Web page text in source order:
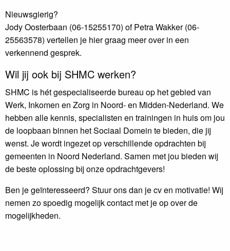
Nieuwsgierig?
Jody Oosterbaan (06-15255170) of Petra Wakker (06-
25563578) vertellen je hier graag meer over in een
verkennend gesprek.
Wil jij ook bij SHMC werken?
SHMC is hét gespecialiseerde bureau op het gebied van
Werk, Inkomen en Zorg in Noord- en Midden-Nederland. We
hebben alle kennis, specialisten en trainingen in huis om jou
de loopbaan binnen het Sociaal Domein te bieden, die jij
wenst. Je wordt ingezet op verschillende opdrachten bij
gemeenten in Noord Nederland. Samen met jou bieden wij
de beste oplossing bij onze opdrachtgevers!
Ben je geïnteresseerd? Stuur ons dan je cv en motivatie! Wij
nemen zo spoedig mogelijk contact met je op over de
mogelijkheden.